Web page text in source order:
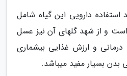
دارویی این گیاه شامل
و از شهد گلهای آن نیز عسل
و ارزش غذایی بیشماری
بدن بسیار مفید میباشد.